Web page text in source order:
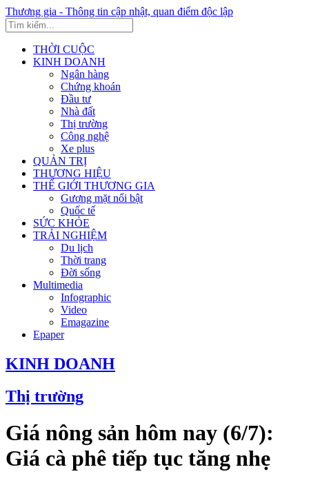
Thương gia - Thông tin cập nhật, quan điểm độc lập
THỜI CUỘC
KINH DOANH
Ngân hàng
Chứng khoán
Đầu tư
Nhà đất
Thị trường
Công nghệ
Xe plus
QUẢN TRỊ
THƯƠNG HIỆU
THẾ GIỚI THƯƠNG GIA
Gương mặt nổi bật
Quốc tế
SỨC KHỎE
TRẢI NGHIỆM
Du lịch
Thời trang
Đời sống
Multimedia
Infographic
Video
Emagazine
Epaper
KINH DOANH
Thị trường
Giá nông sản hôm nay (6/7):
Giá cà phê tiếp tục tăng nhẹ